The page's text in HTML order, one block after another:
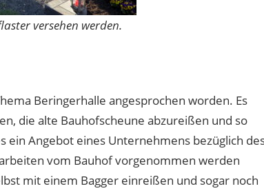
versehen werden.
Beringerhalle angesprochen worden. Es
die alte Bauhofscheune abzureißen und so
ein Angebot eines Unternehmens bezüglich
vom Bauhof vorgenommen werden
mit einem Bagger einreißen und sogar noch